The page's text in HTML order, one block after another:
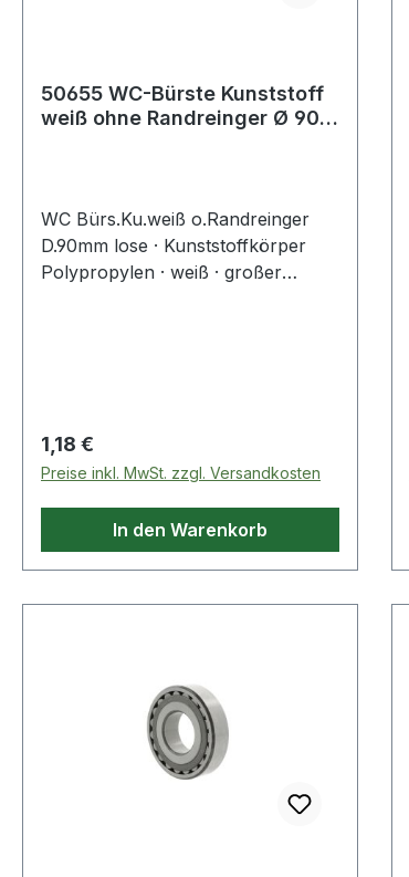
50655 WC-Bürste Kunststoff
weiß ohne Randreinger Ø 90
WC Bürs.Ku.weiß o.Randreinger
D.90mm lose · Kunststoffkörper
Polypropylen · weiß · großer
Regulärer Preis:
1,18 €
Preise inkl. MwSt. zzgl. Versandkosten
In den Warenkorb